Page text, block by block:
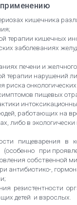
кишечника
терапии кишечных
заболеваниях
печени и
терапии нарушений
риска
пищевых
работающих на
либо в
пищеварения в
при
собственной
антибиотико-,
резистентности
детей и взрослых.